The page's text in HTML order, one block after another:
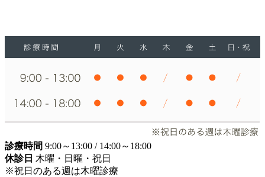
診療時間 9:00～13:00 / 14:00～18:00
休診日 木曜・日曜・祝日
※祝日のある週は木曜診療